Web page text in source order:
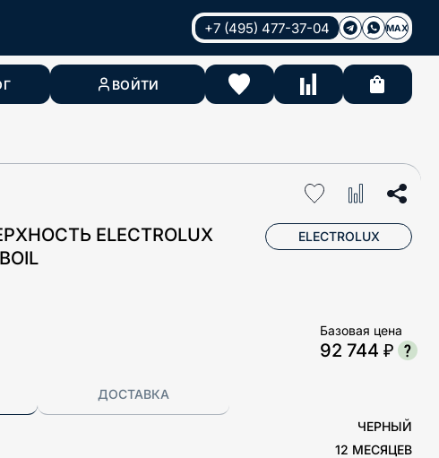
+7 (495) 477-37-04 MAX
ВОЙТИ
ELECTROLUX
ELECTROLUX
Базовая цена
92 744 ₽
ДОСТАВКА
ЧЕРНЫЙ
12 МЕСЯЦЕВ